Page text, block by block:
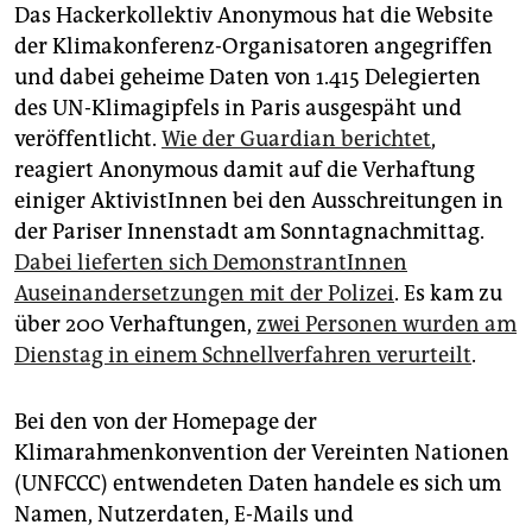
unterstützen
genossenschaft
epaper login
Das Hackerkollektiv Anonymous hat die Website
der Klimakonferenz-Organisatoren angegriffen
und dabei geheime Daten von 1.415 Delegierten
des UN-Klimagipfels in Paris ausgespäht und
veröffentlicht. Wie der Guardian berichtet,
reagiert Anonymous damit auf die Verhaftung
einiger AktivistInnen bei den Ausschreitungen in
der Pariser Innenstadt am Sonntagnachmittag.
Dabei lieferten sich DemonstrantInnen
Auseinandersetzungen mit der Polizei. Es kam zu
über 200 Verhaftungen, zwei Personen wurden am
Dienstag in einem Schnellverfahren verurteilt.
Bei den von der Homepage der
Klimarahmenkonvention der Vereinten Nationen
(UNFCCC) entwendeten Daten handele es sich um
Namen, Nutzerdaten, E-Mails und